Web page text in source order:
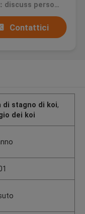
Prezzo：discuss personally
Contattici
di stagno di koi,
dei koi